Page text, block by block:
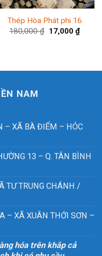
Thép Hòa Phát phi 16
180,000₫ 17,000 ₫
NAM
– XÃ BÀ ĐIỂM – HÓC
13 – Q. TÂN BÌNH
TƯ TRUNG CHÁNH /
– XÃ XUÂN THỚI SƠN –
hóa trên khắp cả